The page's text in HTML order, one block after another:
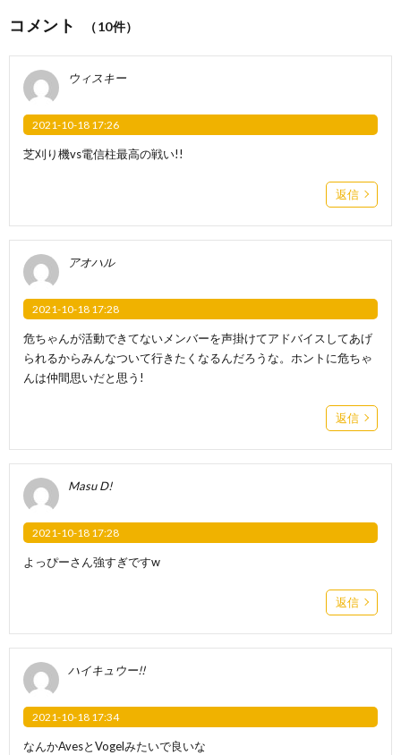
コメント （10件）
ウィスキー
2021-10-18 17:26
芝刈り機vs電信柱最高の戦い!!
返信
アオハル
2021-10-18 17:28
危ちゃんが活動できてないメンバーを声掛けてアドバイスしてあげ
られるからみんなついて行きたくなるんだろうな。ホントに危ちゃ
んは仲間思いだと思う!
返信
Masu D!
2021-10-18 17:28
よっぴーさん強すぎですw
返信
ハイキュウー!!
2021-10-18 17:34
なんかAvesとVogelみたいで良いな